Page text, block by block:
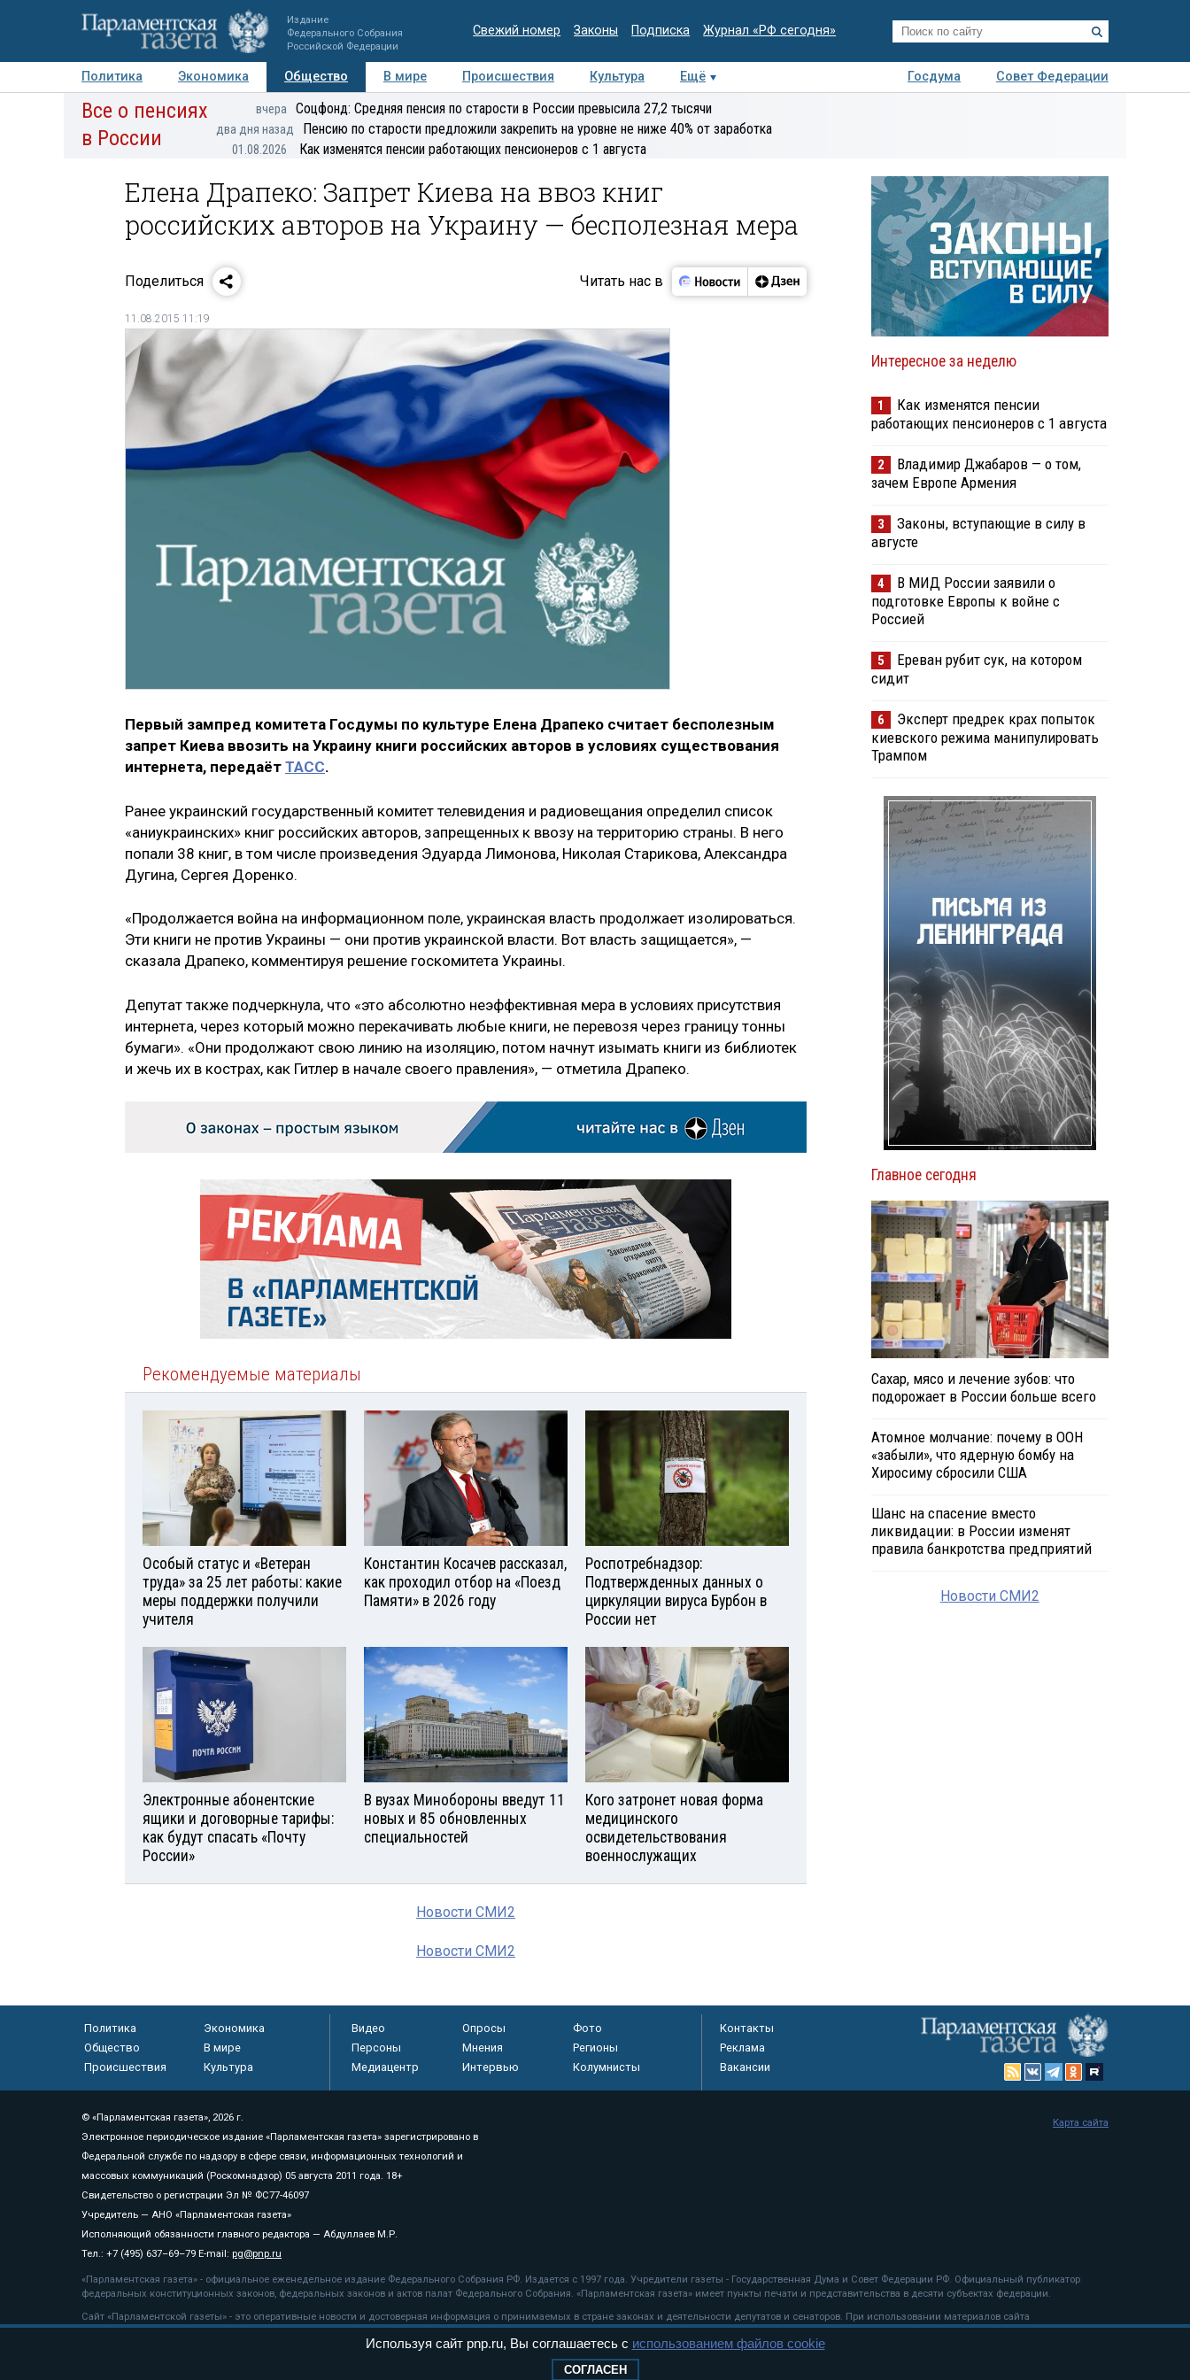
Издание
Федерального Собрания
Российской Федерации
Свежий номер Законы Подписка Журнал «РФ сегодня»
Политика Экономика Общество В мире Происшествия Культура Ещё Госдума
Совет Федерации
Авторы Персоны Мнения Регионы Медиацентр Интервью Колумнисты
экспертиза
Все о пенсиях
в России
вчера Соцфонд: Средняя пенсия по старости в России превысила 27,2 тысячи
два дня назад Пенсию по старости предложили закрепить на уровне не ниже 40% от заработка
01.08.2026 Как изменятся пенсии работающих пенсионеров с 1 августа
Елена Драпеко: Запрет Киева на ввоз книг
российских авторов на Украину — бесполезная мера
Поделиться Читать нас в
11.08.2015 11:19
Первый зампред комитета Госдумы по культуре Елена Драпеко считает бесполезным
запрет Киева ввозить на Украину книги российских авторов в условиях существования
интернета, передаёт ТАСС.
Ранее украинский государственный комитет телевидения и радиовещания определил список
«аниукраинских» книг российских авторов, запрещенных к ввозу на территорию страны. В него
попали 38 книг, в том числе произведения Эдуарда Лимонова, Николая Старикова, Александра
Дугина, Сергея Доренко.
«Продолжается война на информационном поле, украинская власть продолжает изолироваться.
Эти книги не против Украины — они против украинской власти. Вот власть защищается», —
сказала Драпеко, комментируя решение госкомитета Украины.
Депутат также подчеркнула, что «это абсолютно неэффективная мера в условиях присутствия
интернета, через который можно перекачивать любые книги, не перевозя через границу тонны
бумаги». «Они продолжают свою линию на изоляцию, потом начнут изымать книги из библиотек
и жечь их в кострах, как Гитлер в начале своего правления», — отметила Драпеко.
Рекомендуемые материалы
Особый статус и «Ветеран
труда» за 25 лет работы: какие
меры поддержки получили
учителя
Константин Косачев рассказал,
как проходил отбор на «Поезд
Памяти» в 2026 году
Роспотребнадзор:
Подтвержденных данных о
циркуляции вируса Бурбон в
России нет
Электронные абонентские
ящики и договорные тарифы:
как будут спасать «Почту
России»
В вузах Минобороны введут 11
новых и 85 обновленных
специальностей
Кого затронет новая форма
медицинского
освидетельствования
военнослужащих
Новости СМИ2
Новости СМИ2
Интересное за неделю
1
Как изменятся пенсии
работающих пенсионеров с 1 августа
2
Владимир Джабаров — о том,
зачем Европе Армения
3
Законы, вступающие в силу в
августе
4
В МИД России заявили о
подготовке Европы к войне с
Россией
5
Ереван рубит сук, на котором
сидит
6
Эксперт предрек крах попыток
киевского режима манипулировать
Трампом
Главное сегодня
Сахар, мясо и лечение зубов: что
подорожает в России больше всего
Атомное молчание: почему в ООН
«забыли», что ядерную бомбу на
Хиросиму сбросили США
Шанс на спасение вместо
ликвидации: в России изменят
правила банкротства предприятий
Новости СМИ2
Политика
Экономика
Общество
В мире
Происшествия
Культура
Видео Опросы
Фото
Персоны
Мнения
Регионы
Медиацентр
Интервью Колумнисты
Контакты
Реклама
Вакансии
© «Парламентская газета», 2026 г.
Электронное периодическое издание «Парламентская газета» зарегистрировано в
Федеральной службе по надзору в сфере связи, информационных технологий и
массовых коммуникаций (Роскомнадзор) 05 августа 2011 года. 18+
Свидетельство о регистрации Эл № ФС77-46097
Учредитель — АНО «Парламентская газета»
Исполняющий обязанности главного редактора — Абдуллаев М.Р.
Тел.: +7 (495) 637–69–79 E-mail: pg@pnp.ru
«Парламентская газета» - официальное еженедельное издание Федерального Собрания РФ. Издается с 1997 года. Учредители газеты - Государственная Дума и Совет Федерации РФ. Официальный публикатор
федеральных конституционных законов, федеральных законов и актов палат Федерального Собрания. «Парламентская газета» имеет пункты печати и представительства в десяти субъектах федерации.
Сайт «Парламентской газеты» - это оперативные новости и достоверная информация о принимаемых в стране законах и деятельности депутатов и сенаторов. При использовании материалов сайта
«Парламентской газеты» активная ссылка на pnp.ru обязательна.
рекомендательные технологии
Карта сайта
Используя сайт pnp.ru, Вы соглашаетесь с использованием файлов cookie
СОГЛАСЕН